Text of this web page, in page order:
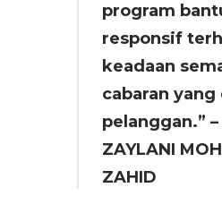
program
responsif
keadaan
cabaran
pelanggan.”
ZAYLANI
ZAHID